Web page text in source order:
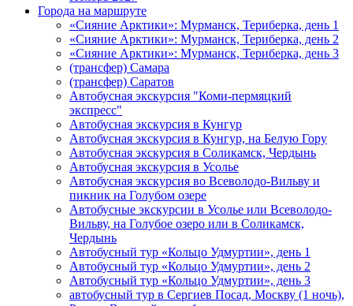
Города на маршруте
«Сияние Арктики»: Мурманск, Териберка, день 1
«Сияние Арктики»: Мурманск, Териберка, день 2
«Сияние Арктики»: Мурманск, Териберка, день 3
(трансфер) Самара
(трансфер) Саратов
Автобусная экскурсия "Коми-пермяцкий
экспресс"
Автобусная экскурсия в Кунгур
Автобусная экскурсия в Кунгур, на Белую Гору
Автобусная экскурсия в Соликамск, Чердынь
Автобусная экскурсия в Усолье
Автобусная экскурсия во Всеволодо-Вильву и
пикник на Голубом озере
Автобусные экскурсии в Усолье или Всеволодо-
Вильву, на Голубое озеро или в Соликамск,
Чердынь
Автобусный тур «Кольцо Удмуртии», день 1
Автобусный тур «Кольцо Удмуртии», день 2
Автобусный тур «Кольцо Удмуртии», день 3
автобусный тур в Сергиев Посад, Москву (1 ночь),